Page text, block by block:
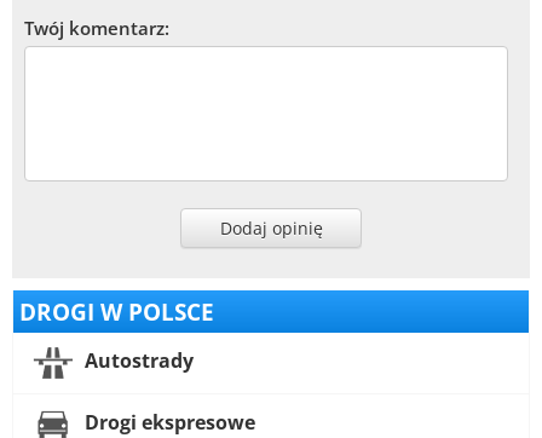
Twój komentarz:
Dodaj opinię
DROGI W POLSCE
Autostrady
Drogi ekspresowe